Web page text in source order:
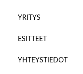
YRITYS
ESITTEET
YHTEYSTIEDOT